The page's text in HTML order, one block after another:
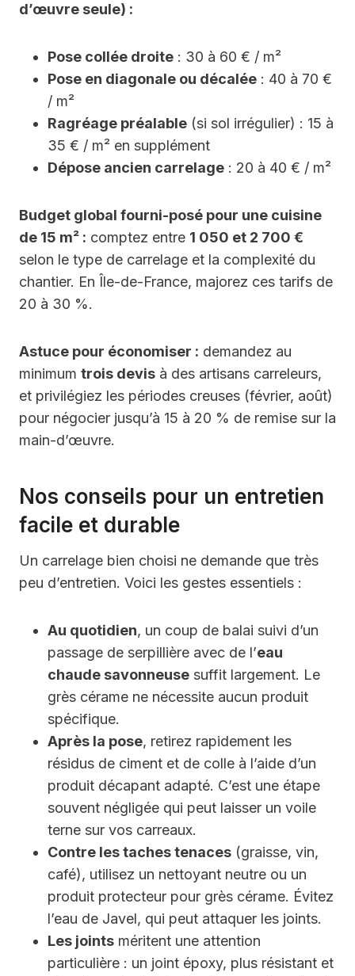
d’œuvre seule) :
Pose collée droite : 30 à 60 € / m²
Pose en diagonale ou décalée : 40 à 70 €
/ m²
Ragréage préalable (si sol irrégulier) : 15 à
35 € / m² en supplément
Dépose ancien carrelage : 20 à 40 € / m²
Budget global fourni-posé pour une cuisine
de 15 m² : comptez entre 1 050 et 2 700 €
selon le type de carrelage et la complexité du
chantier. En Île-de-France, majorez ces tarifs de
20 à 30 %.
Astuce pour économiser : demandez au
minimum trois devis à des artisans carreleurs,
et privilégiez les périodes creuses (février, août)
pour négocier jusqu’à 15 à 20 % de remise sur la
main-d’œuvre.
Nos conseils pour un entretien
facile et durable
Un carrelage bien choisi ne demande que très
peu d’entretien. Voici les gestes essentiels :
Au quotidien, un coup de balai suivi d’un
passage de serpillière avec de l’eau
chaude savonneuse suffit largement. Le
grès cérame ne nécessite aucun produit
spécifique.
Après la pose, retirez rapidement les
résidus de ciment et de colle à l’aide d’un
produit décapant adapté. C’est une étape
souvent négligée qui peut laisser un voile
terne sur vos carreaux.
Contre les taches tenaces (graisse, vin,
café), utilisez un nettoyant neutre ou un
produit protecteur pour grès cérame. Évitez
l’eau de Javel, qui peut attaquer les joints.
Les joints méritent une attention
particulière : un joint époxy, plus résistant et